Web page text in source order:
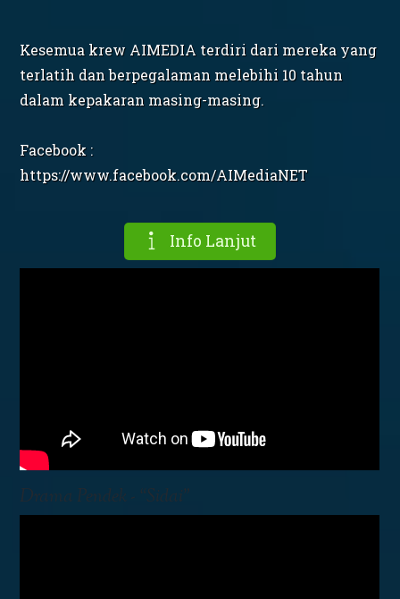
Kesemua krew AIMEDIA terdiri dari mereka yang
terlatih dan berpegalaman melebihi 10 tahun
dalam kepakaran masing-masing.
Facebook :
https://www.facebook.com/AIMediaNET
Info Lanjut
Drama Pendek - “Sidai”